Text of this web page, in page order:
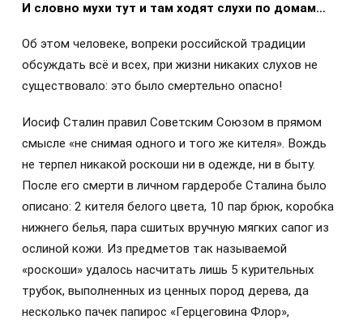
И словно мухи тут и там ходят слухи по домам…
Об этом человеке, вопреки российской традиции
обсуждать всё и всех, при жизни никаких слухов не
существовало: это было смертельно опасно!
Иосиф Сталин правил Советским Союзом в прямом
смысле «не снимая одного и того же кителя». Вождь
не терпел никакой роскоши ни в одежде, ни в быту.
После его смерти в личном гардеробе Сталина было
описано: 2 кителя белого цвета, 10 пар брюк, коробка
нижнего белья, пара сшитых вручную мягких сапог из
ослиной кожи. Из предметов так называемой
«роскоши» удалось насчитать лишь 5 курительных
трубок, выполненных из ценных пород дерева, да
несколько пачек папирос «Герцеговина Флор»,